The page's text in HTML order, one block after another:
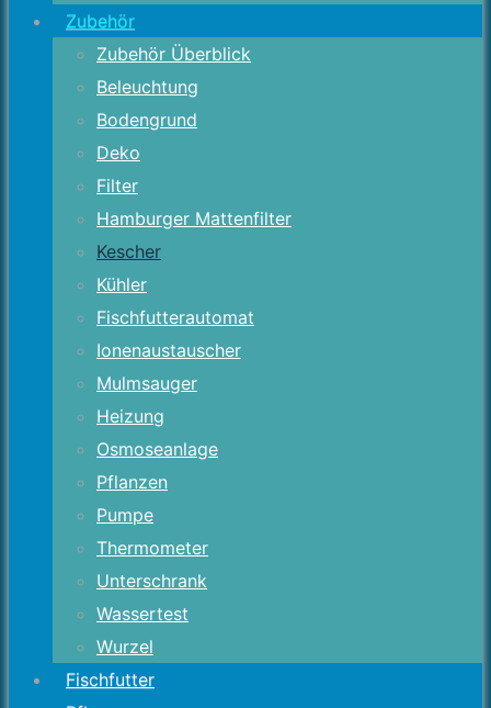
Zubehör
Zubehör Überblick
Beleuchtung
Bodengrund
Deko
Filter
Hamburger Mattenfilter
Kescher
Kühler
Fischfutterautomat
Ionenaustauscher
Mulmsauger
Heizung
Osmoseanlage
Pflanzen
Pumpe
Thermometer
Unterschrank
Wassertest
Wurzel
Fischfutter